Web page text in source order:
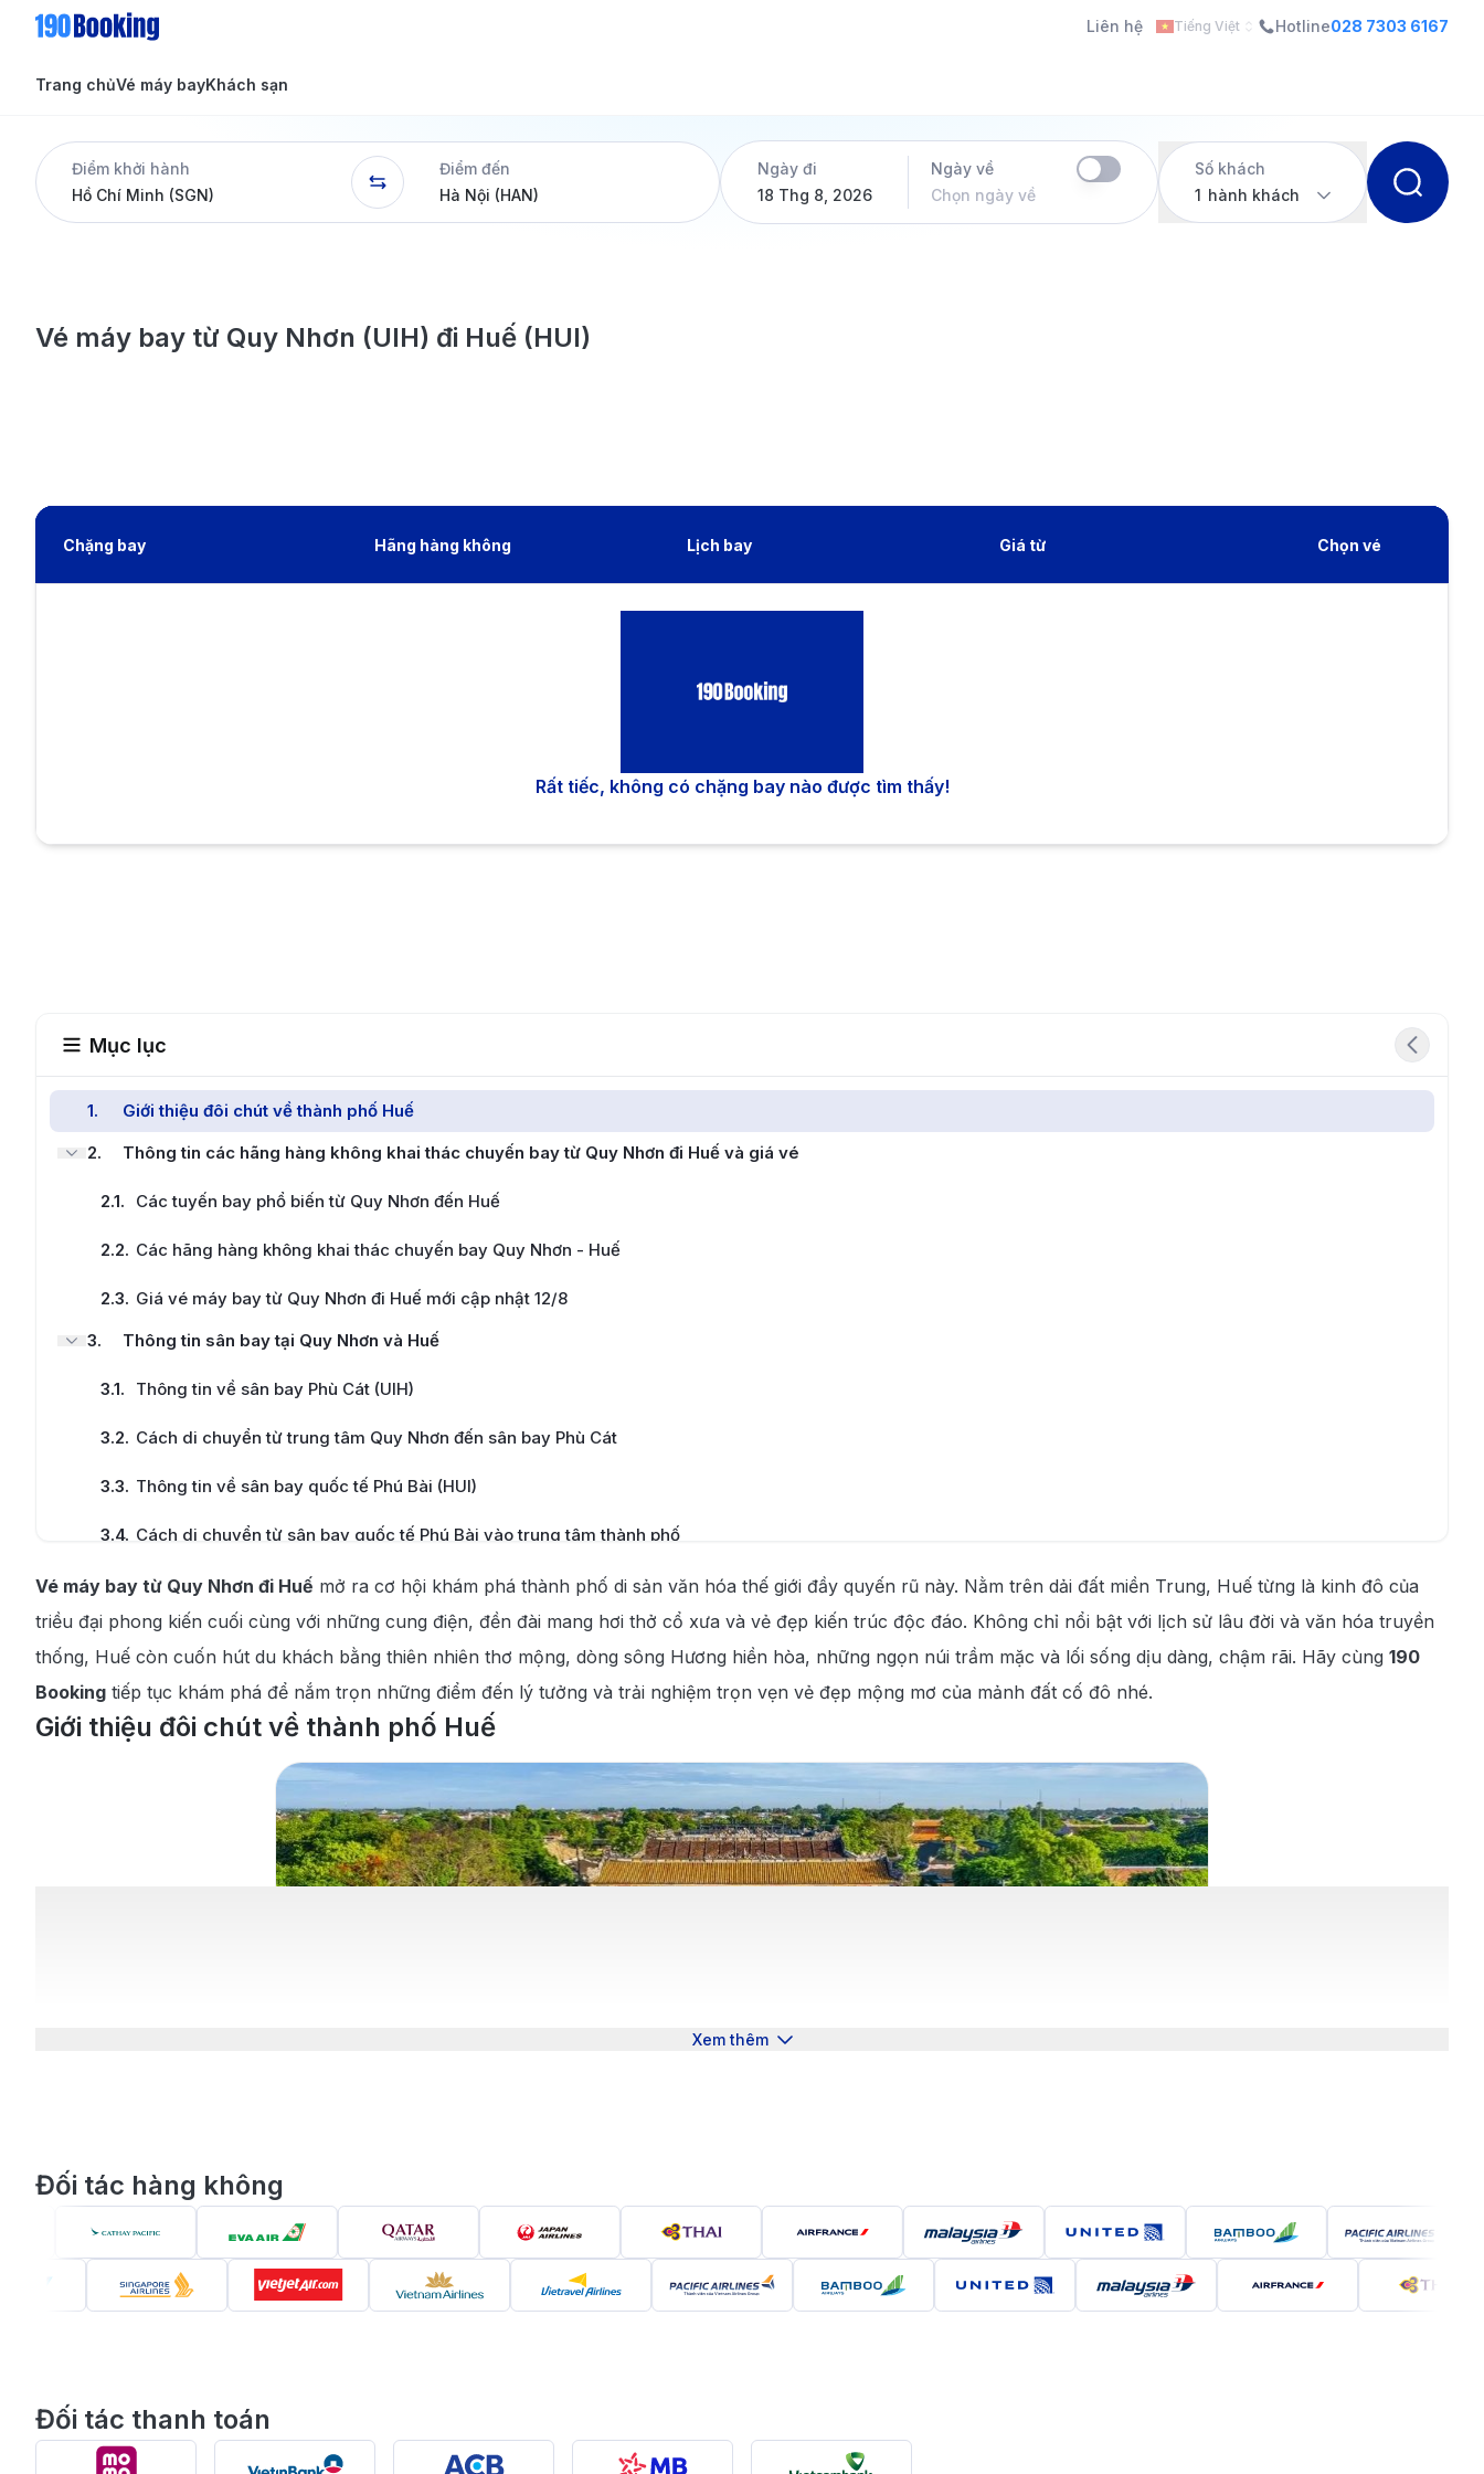
Liên hệ Tiếng Việt Hotline028 7303 6167
Trang chủVé máy bay
Tin tức
Dịch vụ
Khách sạn
Tin tức
Điểm khởi hành
Điểm đến
Ngày đi
18 Thg 8, 2026
Ngày về
Chọn ngày về
Số khách
1 hành khách
Vé máy bay từ Quy Nhơn (UIH) đi Huế (HUI)
Chặng bay Hãng hàng không Lịch bay Giá từ Chọn vé
Rất tiếc, không có chặng bay nào được tìm thấy!
Mục lục
1.
Giới thiệu đôi chút về thành phố Huế
2. Thông tin các hãng hàng không khai thác chuyến bay từ Quy Nhơn đi Huế và giá vé
2.1. Các tuyến bay phổ biến từ Quy Nhơn đến Huế
2.2. Các hãng hàng không khai thác chuyến bay Quy Nhơn - Huế
2.3. Giá vé máy bay từ Quy Nhơn đi Huế mới cập nhật 12/8
3. Thông tin sân bay tại Quy Nhơn và Huế
3.1. Thông tin về sân bay Phù Cát (UIH)
3.2. Cách di chuyển từ trung tâm Quy Nhơn đến sân bay Phù Cát
3.3. Thông tin về sân bay quốc tế Phú Bài (HUI)
3.4. Cách di chuyển từ sân bay quốc tế Phú Bài vào trung tâm thành phố
Kinh nghiệm đặt vé máy bay từ Quy Nhơn đi Huế
4.1. Top 5 lưu ý khi săn vé máy bay từ Quy Nhơn đi Huế
Những lý do chính mà du khách nên đặt vé máy bay từ Quy Nhơn đi Huế tại 190 Booking
4.3. Quy trình đặt vé máy bay từ Quy Nhơn đi Huế tại 190 Booking
Cẩm nang du lịch Huế
Thời điểm thích hợp để du lịch Huế
Những địa điểm tham quan nổi bật ở Huế
Vé máy bay từ Quy Nhơn đi Huế mở ra cơ hội khám phá thành phố di sản văn hóa thế giới đầy quyến rũ này. Nằm trên dải đất miền Trung, Huế từng là kinh đô của
triều đại phong kiến cuối cùng với những cung điện, đền đài mang hơi thở cổ xưa và vẻ đẹp kiến trúc độc đáo. Không chỉ nổi bật với lịch sử lâu đời và văn hóa truyền
thống, Huế còn cuốn hút du khách bằng thiên nhiên thơ mộng, dòng sông Hương hiền hòa, những ngọn núi trầm mặc và lối sống dịu dàng, chậm rãi. Hãy cùng 190
Booking tiếp tục khám phá để nắm trọn những điểm đến lý tưởng và trải nghiệm trọn vẹn vẻ đẹp mộng mơ của mảnh đất cố đô nhé.
Giới thiệu đôi chút về thành phố Huế
Huế, thành phố nằm ở trung tâm tỉnh Thừa Thiên Huế, không chỉ là một điểm đến du lịch nổi tiếng của miền Trung mà còn là nơi lưu giữ những giá trị văn hóa, lịch sử
Xem thêm
Đối tác hàng không
Đối tác thanh toán